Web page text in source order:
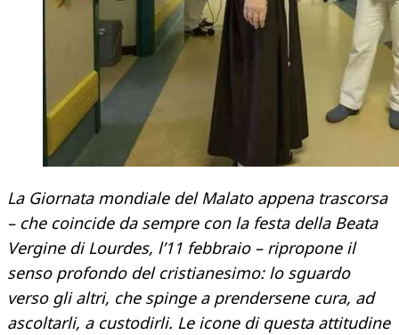
La Giornata mondiale del Malato appena trascorsa
– che coincide da sempre con la festa della Beata
Vergine di Lourdes, l’11 febbraio – ripropone il
senso profondo del cristianesimo: lo sguardo
verso gli altri, che spinge a prendersene cura, ad
ascoltarli, a custodirli. Le icone di questa attitudine